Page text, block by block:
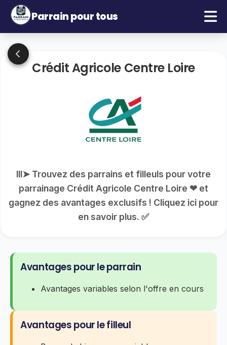
Parrain pour tous
Crédit Agricole Centre Loire
lll➤ Trouvez des parrains et filleuls pour votre
parrainage Crédit Agricole Centre Loire ❤ et
gagnez des avantages exclusifs ! Cliquez ici pour
en savoir plus. ✅
Avantages pour le parrain
Avantages variables selon l'offre en cours
Avantages pour le filleul